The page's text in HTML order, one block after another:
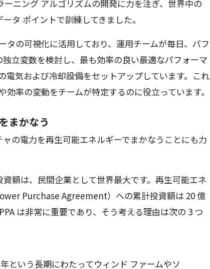
ーニング アルゴリズムの開発に力を注ぎ、世界中の
タ ポイントで訓練してきました。
タの可視化に活用しており、運用チームが毎日、パフ
立変数を検討し、最も効率の良い最適なパフォーマ
電気および冷却設備をセットアップしています。これ
率の変動をチームが特定するのに役立っています。
まかなう
の電力を再生可能エネルギーでまかなうことにも力
額は、民間企業として世界最大です。再生可能エネ
Purchase Agreement）への累計投資額は 20 億
は非常に重要であり、そう考える理由は次の 3 つ
という長期にわたってウィンド ファームやソ